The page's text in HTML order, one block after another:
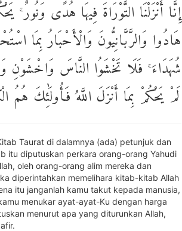
إِنَّا أَنْزَلْنَا التَّوْرَاةَ فِيهَا هُدًى وَنُورٌ
هَادُوا وَالرَّبَّانِيُّونَ وَالْأَحْبَارُ بِمَا
شُهَدَاءَ ۚ فَلَا تَخْشَوُا النَّاسَ وَاخْشَوْنِ
لَمْ يَحْكُمْ بِمَا أَنْزَلَ اللَّهُ فَأُولَٰئِكَ هُمُ
Taurat di dalamnya (ada) petunjuk dan
itu diputuskan perkara orang-orang Yahudi
oleh orang-orang alim mereka dan
diperintahkan memelihara kitab-kitab Allah
itu janganlah kamu takut kepada manusia,
menukar ayat-ayat-Ku dengan harga
menurut apa yang diturunkan Allah,